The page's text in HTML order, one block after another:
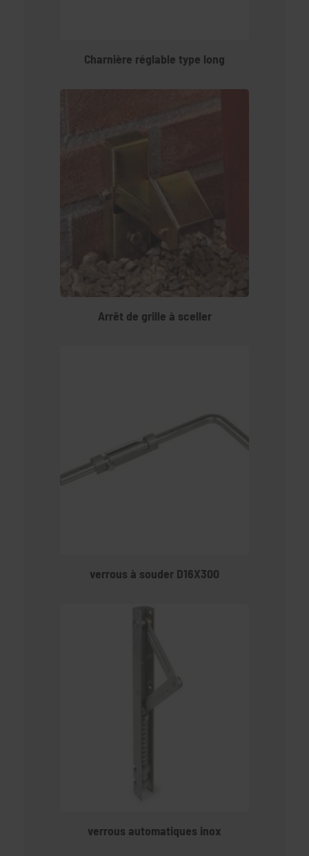
Charnière réglable type long
Arrêt de grille à sceller
verrous à souder D16X300
verrous automatiques inox